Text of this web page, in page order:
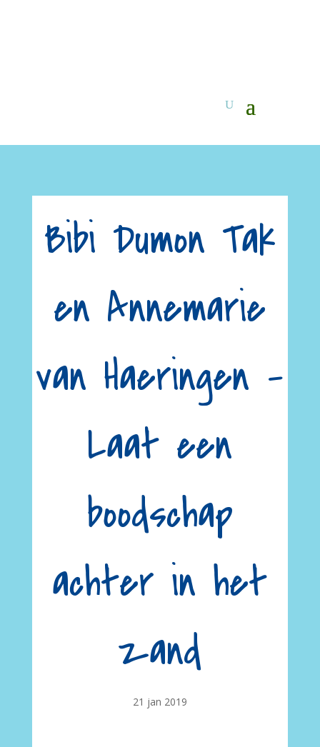
Bibi Dumon Tak
en Annemarie
van Haeringen –
Laat een
boodschap
achter in het
zand
21 jan 2019